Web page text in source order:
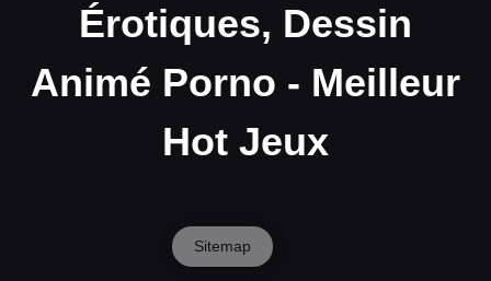
Érotiques, Dessin
Animé Porno - Meilleur
Hot Jeux
Sitemap